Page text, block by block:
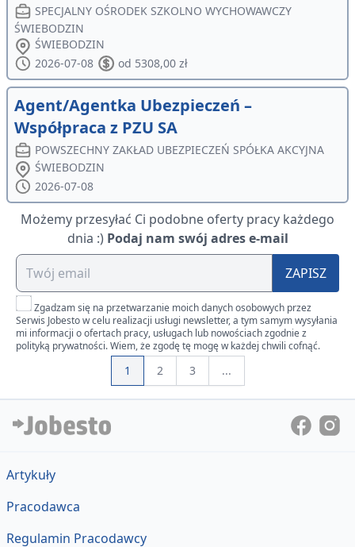
SPECJALNY OŚRODEK SZKOLNO WYCHOWAWCZY
ŚWIEBODZIN
ŚWIEBODZIN
2026-07-08
od 5308,00 zł
Agent/Agentka Ubezpieczeń –
Współpraca z PZU SA
POWSZECHNY ZAKŁAD UBEZPIECZEŃ SPÓŁKA AKCYJNA
ŚWIEBODZIN
2026-07-08
Możemy przesyłać Ci podobne oferty pracy każdego
dnia :) Podaj nam swój adres e-mail
ZAPISZ
Zgadzam się na przetwarzanie moich danych osobowych przez
Serwis Jobesto w celu realizacji usługi newsletter, a tym samym wysyłania
mi informacji o ofertach pracy, usługach lub nowościach zgodnie z
polityką prywatności. Wiem, że zgodę tę mogę w każdej chwili cofnąć.
1 2 3 ...
Artykuły
Pracodawca
Regulamin Pracodawcy